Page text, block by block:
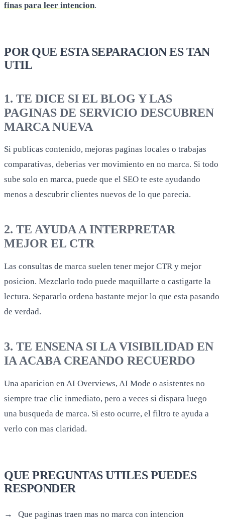
finas para leer intencion.
POR QUE ESTA SEPARACION ES TAN
UTIL
1. TE DICE SI EL BLOG Y LAS
PAGINAS DE SERVICIO DESCUBREN
MARCA NUEVA
Si publicas contenido, mejoras paginas locales o trabajas
comparativas, deberias ver movimiento en no marca. Si todo
sube solo en marca, puede que el SEO te este ayudando
menos a descubrir clientes nuevos de lo que parecia.
2. TE AYUDA A INTERPRETAR
MEJOR EL CTR
Las consultas de marca suelen tener mejor CTR y mejor
posicion. Mezclarlo todo puede maquillarte o castigarte la
lectura. Separarlo ordena bastante mejor lo que esta pasando
de verdad.
3. TE ENSENA SI LA VISIBILIDAD EN
IA ACABA CREANDO RECUERDO
Una aparicion en AI Overviews, AI Mode o asistentes no
siempre trae clic inmediato, pero a veces si dispara luego
una busqueda de marca. Si esto ocurre, el filtro te ayuda a
verlo con mas claridad.
QUE PREGUNTAS UTILES PUEDES
RESPONDER
Que paginas traen mas no marca con intencion